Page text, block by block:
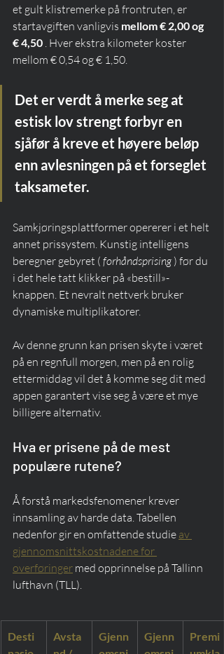
et gult klistremerke på frontruten, er
startavgiften vanligvis mellom € 2,00 og
€ 4,50 . Hver ekstra kilometer koster
mellom € 0,54 og € 1,50.
Det er verdt å merke seg at
estisk lov strengt forbyr en
sjåfør å kreve et høyere beløp
enn avlesningen på et forseglet
taksameter.
Samkjøringsplattformer opererer i et helt
annet prissystem. Kunstig intelligens
beregner gebyret ( forhåndsprising ) før du
i det hele tatt klikker på «bestill»-
knappen. Et nevralt nettverk bruker
dynamiske multiplikatorer.
Av denne grunn kan prisen skyte i været
på en regnfull morgen, men på en rolig
ettermiddag vil det å komme seg dit med
appen garantert vise seg å være et mye
billigere alternativ.
Hva er prisene på de mest
populære rutene?
Å forstå markedsfenomener krever
innsamling av harde data. Tabellen
nedenfor gir en omfattende studie av
gjennomsnittskostnadene for
overføringer med opprinnelse på Tallinn
lufthavn (TLL).
Desti
Avsta
Gjenn
Gjenn
Premi